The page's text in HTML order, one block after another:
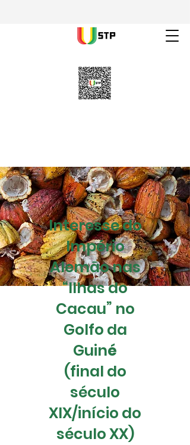
Interesse do
Império
Alemão nas
“Ilhas do
Cacau” no
Golfo da
Guiné
(final do
século
XIX/início do
século XX)